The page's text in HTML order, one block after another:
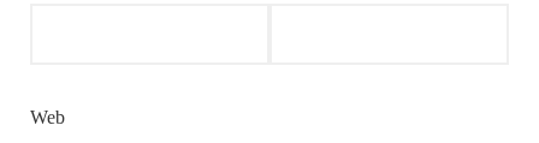
Web